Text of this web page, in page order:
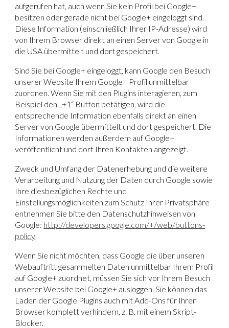
aufgerufen hat, auch wenn Sie kein Profil bei Google+
besitzen oder gerade nicht bei Google+ eingeloggt sind.
Diese Information (einschließlich Ihrer IP-Adresse) wird
von Ihrem Browser direkt an einen Server von Google in
die USA übermittelt und dort gespeichert.
Sind Sie bei Google+ eingeloggt, kann Google den Besuch
unserer Website Ihrem Google+ Profil unmittelbar
zuordnen. Wenn Sie mit den Plugins interagieren, zum
Beispiel den „+1“-Button betätigen, wird die
entsprechende Information ebenfalls direkt an einen
Server von Google übermittelt und dort gespeichert. Die
Informationen werden außerdem auf Google+
veröffentlicht und dort Ihren Kontakten angezeigt.
Zweck und Umfang der Datenerhebung und die weitere
Verarbeitung und Nutzung der Daten durch Google sowie
Ihre diesbezüglichen Rechte und
Einstellungsmöglichkeiten zum Schutz Ihrer Privatsphäre
entnehmen Sie bitte den Datenschutzhinweisen von
Google: http://developers.google.com/+/web/buttons-
policy
Wenn Sie nicht möchten, dass Google die über unseren
Webauftritt gesammelten Daten unmittelbar Ihrem Profil
auf Google+ zuordnet, müssen Sie sich vor Ihrem Besuch
unserer Website bei Google+ ausloggen. Sie können das
Laden der Google Plugins auch mit Add-Ons für Ihren
Browser komplett verhindern, z. B. mit einem Skript-
Blocker.